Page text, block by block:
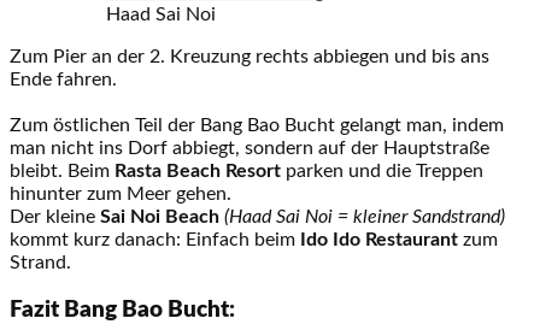
Haad Sai Noi
Zum Pier an der 2. Kreuzung rechts abbiegen und bis ans
Ende fahren.
Zum östlichen Teil der Bang Bao Bucht gelangt man, indem
man nicht ins Dorf abbiegt, sondern auf der Hauptstraße
bleibt. Beim Rasta Beach Resort parken und die Treppen
hinunter zum Meer gehen.
Der kleine Sai Noi Beach (Haad Sai Noi = kleiner Sandstrand)
kommt kurz danach: Einfach beim Ido Ido Restaurant zum
Strand.
Fazit Bang Bao Bucht: